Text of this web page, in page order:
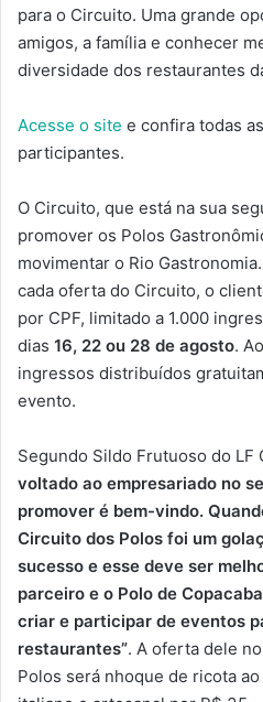
para o Circuito. Uma grande
amigos, a família e conhecer
diversidade dos restaurantes
Acesse o site e confira todas
participantes.
O Circuito, que está na sua
promover os Polos
movimentar o Rio
cada oferta do Circuito, o
por CPF, limitado a 1.000
dias 16, 22 ou 28 de agosto.
ingressos distribuídos
evento.
Segundo Sildo Frutuoso do LF
voltado ao empresariado no
promover é bem-vindo.
Circuito dos Polos foi um
sucesso e esse deve ser
parceiro e o Polo de
criar e participar de eventos
restaurantes”. A oferta dele
Polos será nhoque de ricota